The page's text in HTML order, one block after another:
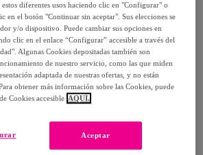
Identificarme
diferentes usos haciendo clic en "Configurar" o
en el botón "Continuar sin aceptar". Sus elecciones se
y/o dispositivo. Puede cambiar sus opciones en
clic en el enlace “Configurar” accesible a través del
Algunas Cookies depositadas también son
de nuestro servicio, como las que miden
adaptada de nuestras ofertas, y no están
obtener más información sobre las Cookies, puede
Cookies accesible AQUÍ.
Aceptar